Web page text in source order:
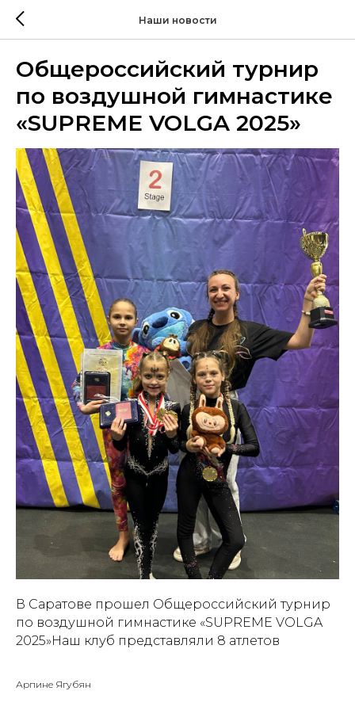
Наши новости
Общероссийский турнир
по воздушной гимнастике
«SUPREME VOLGA 2025»
В Саратове прошел Общероссийский турнир
по воздушной гимнастике «SUPREME VOLGA
2025»Наш клуб представляли 8 атлетов
Арпине Ягубян